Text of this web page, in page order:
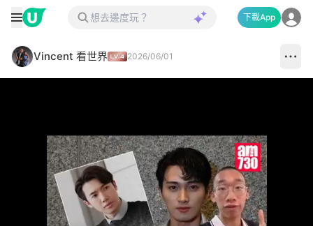
下載App
Vincent 看世界 2026/06/01